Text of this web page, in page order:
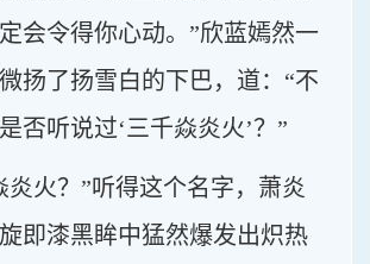
会令得你心动。”欣蓝嫣然一
扬了扬雪白的下巴，道：“不
否听说过‘三千焱炎火’？”
炎火？”听得这个名字，萧炎
即漆黑眸中猛然爆发出炽热